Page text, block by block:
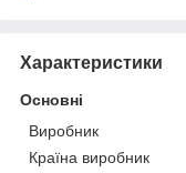
Характеристики
Основні
Виробник
Країна виробник